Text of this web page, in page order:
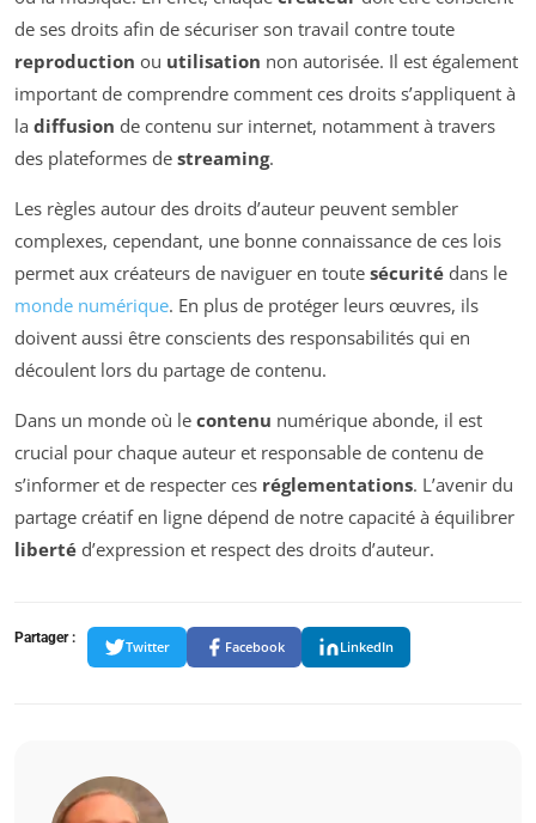
de ses droits afin de sécuriser son travail contre toute
reproduction ou utilisation non autorisée. Il est également
important de comprendre comment ces droits s’appliquent à
la diffusion de contenu sur internet, notamment à travers
des plateformes de streaming.
Les règles autour des droits d’auteur peuvent sembler
complexes, cependant, une bonne connaissance de ces lois
permet aux créateurs de naviguer en toute sécurité dans le
monde numérique. En plus de protéger leurs œuvres, ils
doivent aussi être conscients des responsabilités qui en
découlent lors du partage de contenu.
Dans un monde où le contenu numérique abonde, il est
crucial pour chaque auteur et responsable de contenu de
s’informer et de respecter ces réglementations. L’avenir du
partage créatif en ligne dépend de notre capacité à équilibrer
liberté d’expression et respect des droits d’auteur.
Partager :
Twitter Facebook LinkedIn